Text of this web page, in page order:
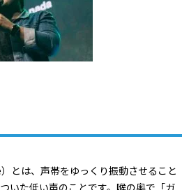
とは、声帯をゆっくり振動させること